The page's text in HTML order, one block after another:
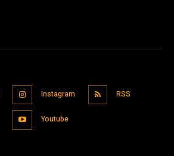
Instagram RSS
Youtube